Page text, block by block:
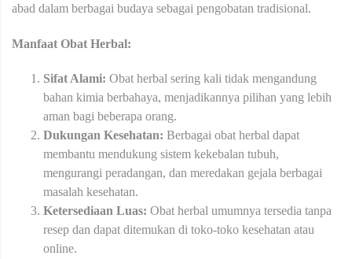
abad dalam berbagai budaya sebagai pengobatan tradisional.
Manfaat Obat Herbal:
Sifat Alami: Obat herbal sering kali tidak mengandung
bahan kimia berbahaya, menjadikannya pilihan yang lebih
aman bagi beberapa orang.
Dukungan Kesehatan: Berbagai obat herbal dapat
membantu mendukung sistem kekebalan tubuh,
mengurangi peradangan, dan meredakan gejala berbagai
masalah kesehatan.
Ketersediaan Luas: Obat herbal umumnya tersedia tanpa
resep dan dapat ditemukan di toko-toko kesehatan atau
online.